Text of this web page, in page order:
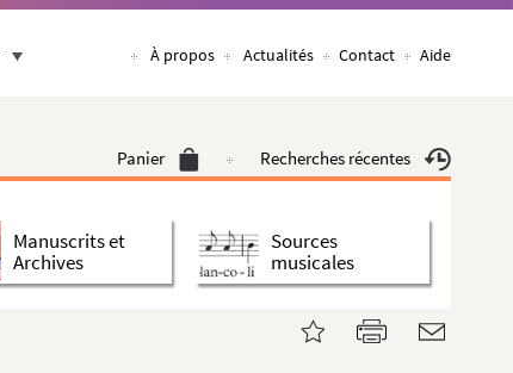
À propos Actualités Contact Aide
Panier Recherches récentes
Manuscrits et
Archives
Sources
musicales